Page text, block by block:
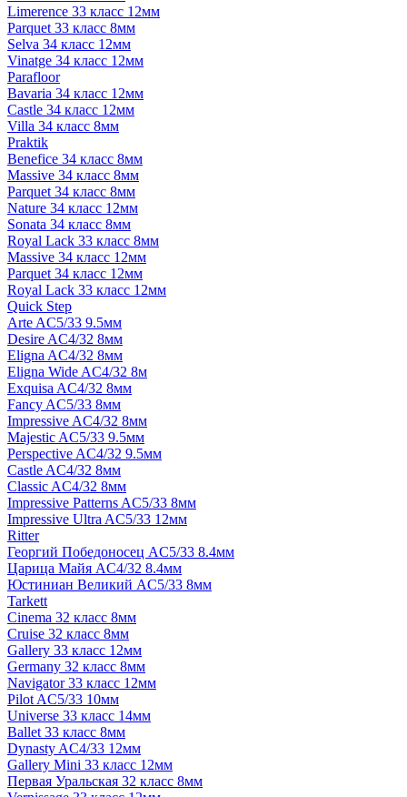
Limerence 33 класс 12мм
Parquet 33 класс 8мм
Selva 34 класс 12мм
Vinatge 34 класс 12мм
Parafloor
Bavaria 34 класс 12мм
Castle 34 класс 12мм
Villa 34 класс 8мм
Praktik
Benefice 34 класс 8мм
Massive 34 класс 8мм
Parquet 34 класс 8мм
Nature 34 класс 12мм
Sonata 34 класс 8мм
Royal Lack 33 класс 8мм
Massive 34 класс 12мм
Parquet 34 класс 12мм
Royal Lack 33 класс 12мм
Quick Step
Arte AC5/33 9.5мм
Desire AC4/32 8мм
Eligna AC4/32 8мм
Eligna Wide AC4/32 8м
Exquisa AC4/32 8мм
Fancy AC5/33 8мм
Impressive AC4/32 8мм
Majestic AC5/33 9.5мм
Perspective AC4/32 9.5мм
Castle AC4/32 8мм
Classic AC4/32 8мм
Impressive Patterns AC5/33 8мм
Impressive Ultra AC5/33 12мм
Ritter
Георгий Победоносец AC5/33 8.4мм
Царица Майя AC4/32 8.4мм
Юстиниан Великий AC5/33 8мм
Tarkett
Cinema 32 класс 8мм
Cruise 32 класс 8мм
Gallery 33 класс 12мм
Germany 32 класс 8мм
Navigator 33 класс 12мм
Pilot AC5/33 10мм
Universe 33 класс 14мм
Ballet 33 класс 8мм
Dynasty AC4/33 12мм
Gallery Mini 33 класс 12мм
Первая Уральская 32 класс 8мм